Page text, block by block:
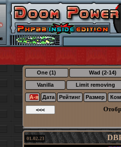
One (1) Wad (2-14)
Vanilla Limit removing
А-я Дата Рейтинг Размер
01.02.23